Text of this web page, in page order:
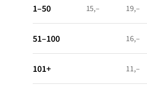
1–50 15,– 19,–
51–100 16,–
101+ 11,–